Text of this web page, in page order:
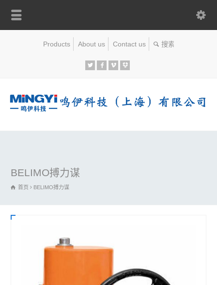
Products About us Contact us
BELIMO搏力谋
首页 BELIMO搏力谋